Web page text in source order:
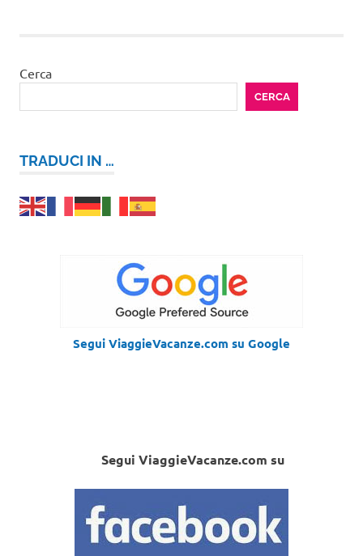
Cerca
CERCA
TRADUCI IN …
Segui ViaggieVacanze.com su Google
Segui ViaggieVacanze.com su